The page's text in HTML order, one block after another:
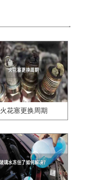
火花塞更换周期